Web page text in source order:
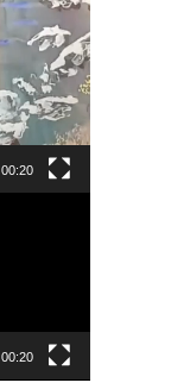
00:20
00:20